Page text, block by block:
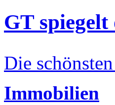
GT
Die
Immobilien